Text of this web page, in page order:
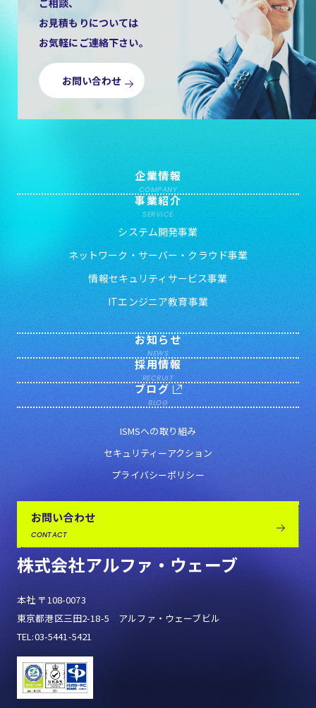
ご相談、
お見積もりについては
お気軽にご連絡下さい。
お問い合わせ
株式会社アルファ・ウェーブ
本社 〒108-0073
東京都港区三田2-18-5 アルファ・ウェーブビル
TEL:03-5441-5421
企業情報
COMPANY
事業紹介
SERVICE
システム開発事業
ネットワーク・サーバー・クラウド事業
情報セキュリティサービス事業
ITエンジニア教育事業
お知らせ
NEWS
採用情報
RECRUIT
ブログ
BLOG
ISMSへの取り組み
セキュリティーアクション
プライバシーポリシー
お問い合わせ
CONTACT